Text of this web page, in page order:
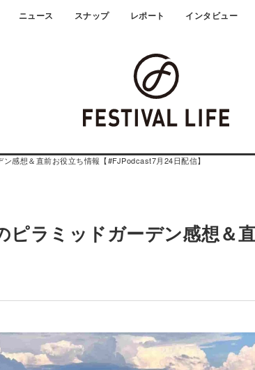
ニュース スナップ レポート インタビュー
感想＆直前お役立ち情報【#FJPodcast7月24日配信】
ピラミッドガーデン感想＆